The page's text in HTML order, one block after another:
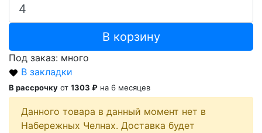
В корзину
Под заказ: много
В закладки
В рассрочку от 1303 ₽ на 6 месяцев
Данного товара в данный момент нет в
Набережных Челнах. Доставка будет